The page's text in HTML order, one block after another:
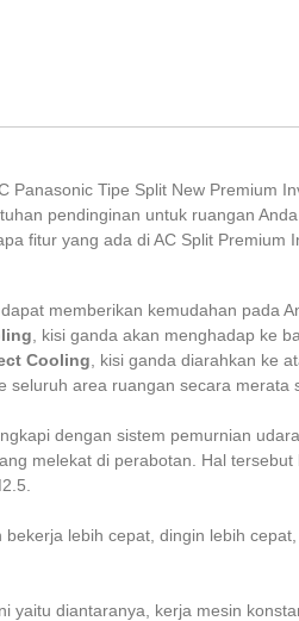
Tipe Split New Premium
pendinginan untuk ruangan
fitur yang ada di AC Split Premium
memberikan kemudahan pada
, kisi ganda akan menghadap ke
Cooling , kisi ganda diarahkan ke
area ruangan secara merata
dengan sistem pemurnian
melekat di perabotan. Hal
bekerja lebih cepat, dingin lebih
yaitu diantaranya, kerja mesin